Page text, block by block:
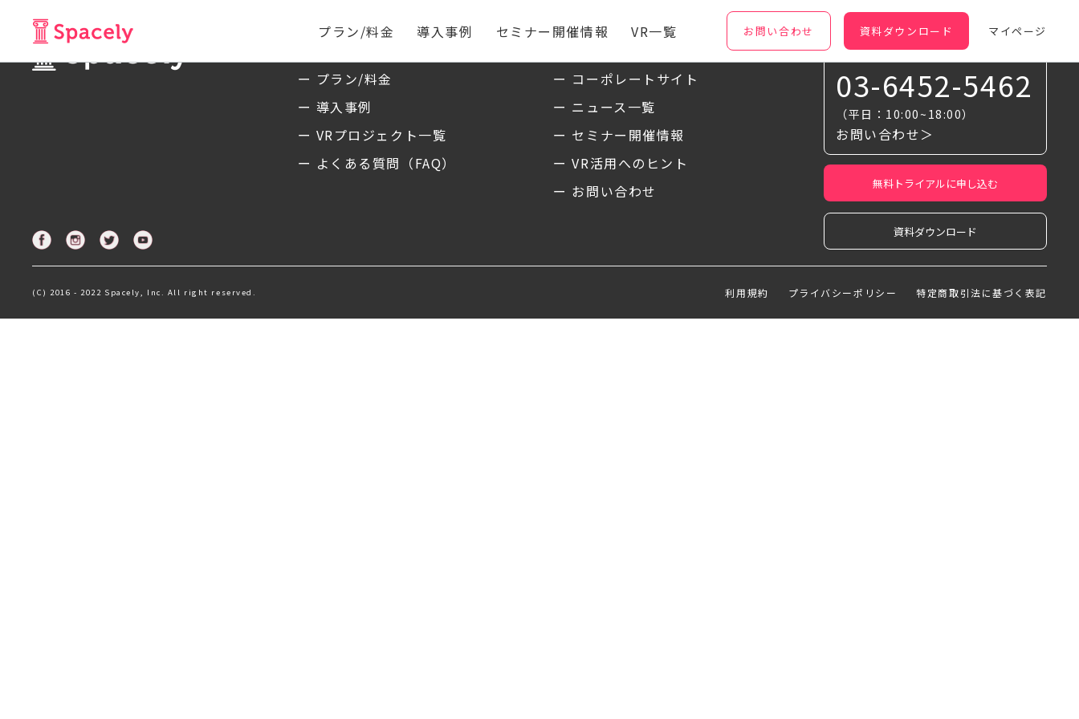
プラン/料金 導入事例 セミナー開催情報 VR一覧 お問い合わせ 資料ダウンロード マイページ
サービス
ー プラン/料金
ー 導入事例
ー VRプロジェクト一覧
ー よくある質問（FAQ）
私たちについて
ー コーポレートサイト
ー ニュース一覧
ー セミナー開催情報
ー VR活用へのヒント
ー お問い合わせ
お気軽に相談ください
03-6452-5462
（平日：10:00~18:00）
お問い合わせ＞
無料トライアルに申し込む
資料ダウンロード
(C) 2016 - 2022 Spacely, Inc. All right reserved. 特定商取引法に基づく表記
プライバシーポリシー
利用規約